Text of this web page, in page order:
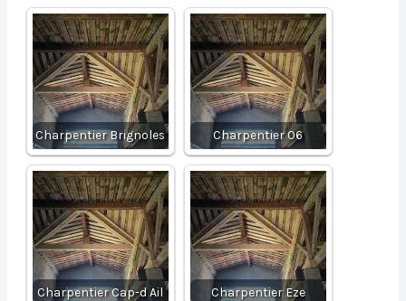
Charpentier Brignoles Charpentier 06
Charpentier Cap-d Ail Charpentier Eze